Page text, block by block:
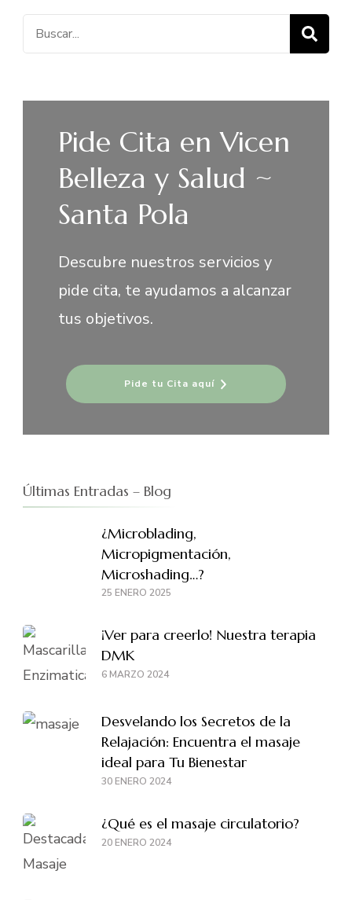
Buscar:
Pide Cita en Vicen
Belleza y Salud ~
Santa Pola
Descubre nuestros servicios y
pide cita, te ayudamos a alcanzar
tus objetivos.
Pide tu Cita aquí
Últimas Entradas – Blog
¿Microblading,
Micropigmentación,
Microshading…?
25 ENERO 2025
¡Ver para creerlo! Nuestra terapia
DMK
6 MARZO 2024
Desvelando los Secretos de la
Relajación: Encuentra el masaje
ideal para Tu Bienestar
30 ENERO 2024
¿Qué es el masaje circulatorio?
20 ENERO 2024